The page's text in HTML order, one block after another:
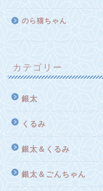
のら猫ちゃん
カテゴリー
銀太
くるみ
銀太＆くるみ
銀太＆ごんちゃん